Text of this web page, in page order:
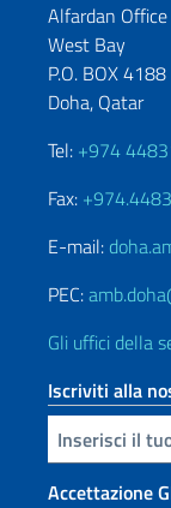
Alfardan
West Bay
P.O. BOX 4188
Doha, Qatar
Tel: +974
Fax:
E-mail:
PEC:
Gli uffici della
Iscriviti alla
Inserisci la tua email
Accettazione